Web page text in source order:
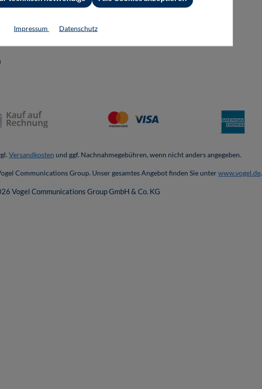
Versandkosten und ggf. Nachnahmegebühren, wenn nicht anders angegeben.
Communications Group. Unser gesamtes Angebot finden Sie unterwww.vogel.de.
Vogel Communications Group GmbH & Co. KG
Impressum Datenschutz